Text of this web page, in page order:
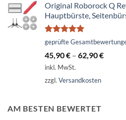
Original Roborock Q
Hauptbürste,
Bewertet
von 5
geprüfte
45,90€ – 62,90€
inkl. MwSt.
zzgl. Versandkosten
AM BESTEN BEWERTET